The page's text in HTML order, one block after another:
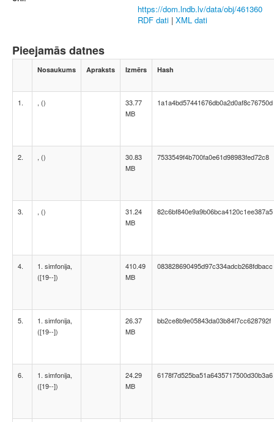
https://dom.lndb.lv/data/obj/461360
RDF dati | XML dati
Pieejamās datnes
Nosaukums Apraksts Izmērs Hash
1. , ()
33.77
MB
1a1a4bd57441676db0a2d0af8c76750d
2. , ()
30.83
MB
7533549f4b700fa0e61d98983fed72c8
3. , ()
31.24
MB
82c6bf840e9a9b06bca4120c1ee387a5
4.
1. simfonija,
([19--])
410.49
MB
083828690495d97c334adcb268fdbacc
5.
1. simfonija,
([19--])
26.37
MB
bb2ce8b9e05843da03b84f7cc628792f
6.
1. simfonija,
([19--])
24.29
MB
6178f7d525ba51a6435717500d30b3a6